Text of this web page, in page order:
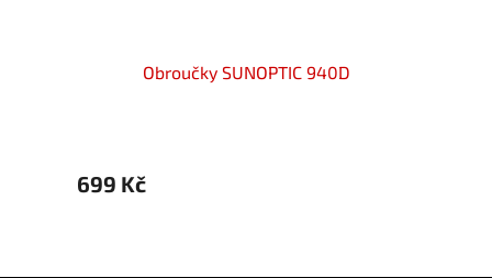
Obroučky SUNOPTIC 940D
699 Kč